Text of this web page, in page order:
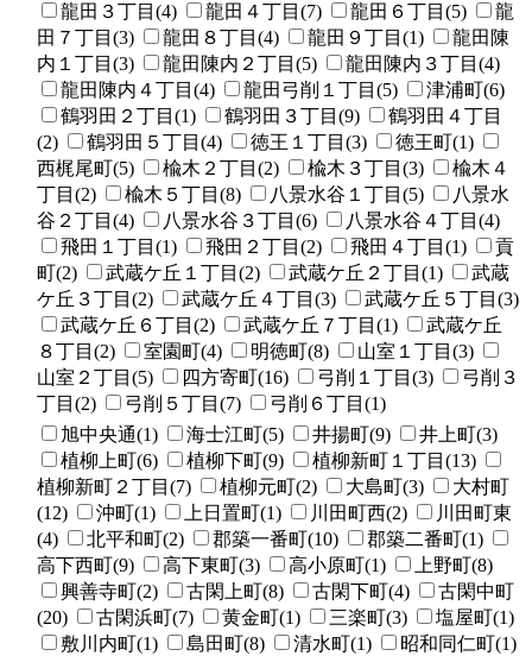
龍田３丁目(4)
龍田４丁目(7) 龍田６丁目(5)
龍
田７丁目(3)
龍田８丁目(4) 龍田９丁目(1)
龍田陳
内１丁目(3)
龍田陳内２丁目(5)
龍田陳内３丁目(4)
龍田陳内４丁目(4)
龍田弓削１丁目(5)
津浦町(6)
鶴羽田２丁目(1)
鶴羽田３丁目(9)
鶴羽田４丁目
(2)
鶴羽田５丁目(4) 徳王１丁目(3)
徳王町(1)
西梶尾町(5)
楡木２丁目(2) 楡木３丁目(3)
楡木４
丁目(2)
楡木５丁目(8) 八景水谷１丁目(5)
八景水
谷２丁目(4)
八景水谷３丁目(6)
八景水谷４丁目(4)
飛田１丁目(1)
飛田２丁目(2) 飛田４丁目(1)
貢
町(2)
武蔵ケ丘１丁目(2) 武蔵ケ丘２丁目(1)
武蔵
ケ丘３丁目(2)
武蔵ケ丘４丁目(3)
武蔵ケ丘５丁目(3)
武蔵ケ丘６丁目(2)
武蔵ケ丘７丁目(1)
武蔵ケ丘
８丁目(2)
室園町(4) 明徳町(8)
山室１丁目(3)
山室２丁目(5)
四方寄町(16) 弓削１丁目(3)
弓削３
丁目(2)
弓削５丁目(7) 弓削６丁目(1)
旭中央通(1) 海士江町(5) 井揚町(9)
井上町(3)
植柳上町(6)
植柳下町(9)
植柳新町１丁目(13)
植柳新町２丁目(7)
植柳元町(2) 大島町(3)
大村町
(12)
沖町(1) 上日置町(1) 川田町西(2)
川田町東
(4)
北平和町(2) 郡築一番町(10)
郡築二番町(1)
高下西町(9)
高下東町(3) 高小原町(1)
上野町(8)
興善寺町(2)
古閑上町(8) 古閑下町(4)
古閑中町
(20)
古閑浜町(7) 黄金町(1) 三楽町(3)
塩屋町(1)
敷川内町(1)
島田町(8) 清水町(1)
昭和同仁町(1)